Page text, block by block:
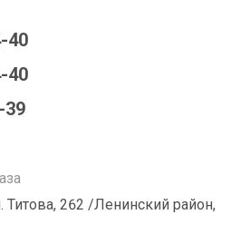
40
40
39
Титова, 262 /Ленинский район,